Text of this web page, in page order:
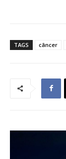
TAGS câncer